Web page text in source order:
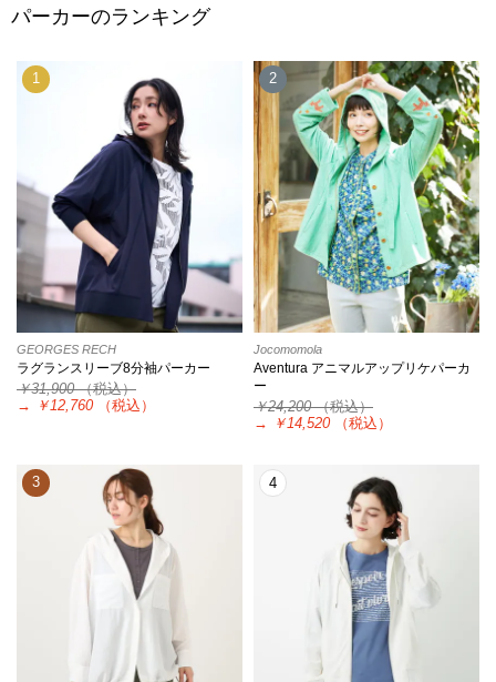
パーカーのランキング
1
GEORGES RECH
ラグランスリーブ8分袖パーカー
￥31,900（税込）
→
￥12,760 （税込）
2
Jocomomola
Aventura アニマルアップリケパーカ
ー
￥24,200（税込）
→
￥14,520 （税込）
3 4